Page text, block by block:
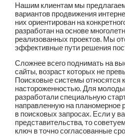
Нашим клиентам мы
вариантов продвижения
них ориентирован на
разработан на основе
реализованных проектов. Мы
эффективные пути решения
Сложнее всего поднимать на
сайты, возраст которых не
Поисковые системы относятся
настороженностью. Для
разработали специальную
направленную на планомерное
в поисковых запросах. Если у
представительства, то
ключ в точно согласованные